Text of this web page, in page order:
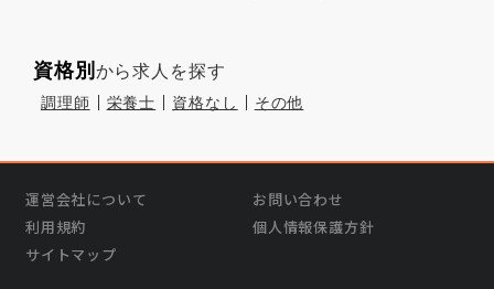
資格別 から求人を探す
調理師 栄養士 資格なし その他
運営会社について
お問い合わせ
利用規約
個人情報保護方針
サイトマップ